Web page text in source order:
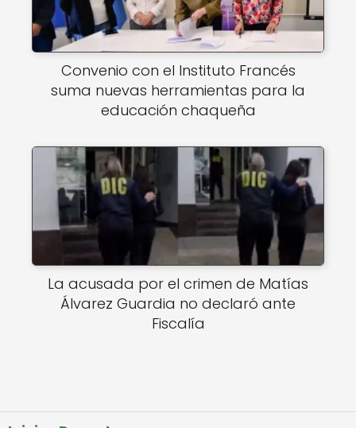
Convenio con el Instituto Francés
suma nuevas herramientas para la
educación chaqueña
La acusada por el crimen de Matías
Álvarez Guardia no declaró ante
Fiscalía